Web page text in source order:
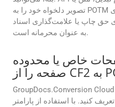
تصویر دلخواه خود را به POTM اضافه کنید. این یک راه عالی برای
حق چاپ یا علامت‌گذاری اسناد
به عنوان محرمانه است.
خاص یا محدوده
GroupDocs.Conversion Cloud به شما امکان می دهد محدوده
کنید. با استفاده از پارامتر